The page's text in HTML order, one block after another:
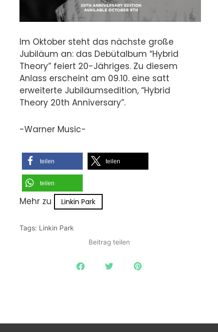
Im Oktober steht das nächste große
Jubiläum an: das Debütalbum “Hybrid
Theory” feiert 20-Jähriges. Zu diesem
Anlass erscheint am 09.10. eine satt
erweiterte Jubiläumsedition, “Hybrid
Theory 20th Anniversary”.
-Warner Music-
teilen teilen
teilen
Mehr zu Linkin Park
Tags: Linkin Park
Beitrag teilen